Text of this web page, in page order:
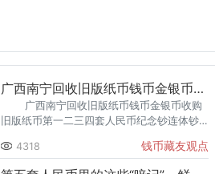
广西南宁回收旧版纸币钱币金银币收购旧版纸币第一二三四套人民币
旧版纸币第一二三四套人民币纪念钞连体钞
致电咨询。 广西南宁上门回收
4318 钱币藏友观点